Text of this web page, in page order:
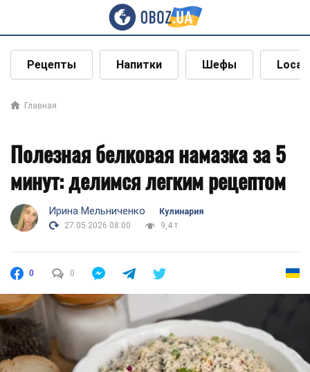
Рецепты Напитки Шефы Local
Главная
Полезная белковая намазка за 5
минут: делимся легким рецептом
Ирина Мельниченко
Кулинария
27.05.2026 08:00
9,4 т.
0 0